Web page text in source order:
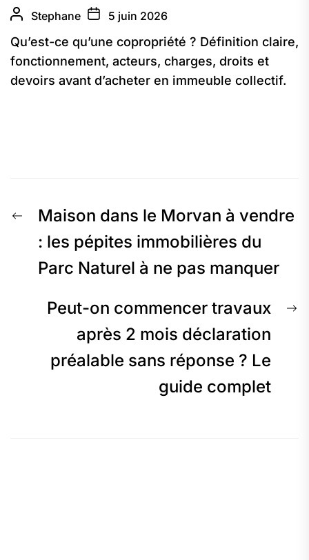
Stephane 5 juin 2026
Qu’est-ce qu’une copropriété ? Définition claire,
fonctionnement, acteurs, charges, droits et
devoirs avant d’acheter en immeuble collectif.
Navigation
de
l’article
Previous
post:
Maison dans le Morvan à vendre
: les pépites immobilières du
Parc Naturel à ne pas manquer
Peut-on commencer travaux
après 2 mois déclaration
préalable sans réponse ? Le
guide complet